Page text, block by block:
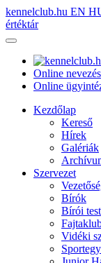
kennelclub.hu EN
értéktár
Online nevezés
Online
Kezdőlap
Kereső
Hírek
Galériák
Szervezet
Bírók
Bírói
Vidéki